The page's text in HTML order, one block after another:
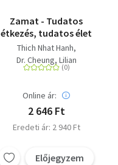
Zamat - Tudatos
étkezés, tudatos élet
Thich Nhat Hanh
Dr. Cheung, Lilian
Online ár:
2 646 Ft
Eredeti ár: 2 940 Ft
Előjegyzem